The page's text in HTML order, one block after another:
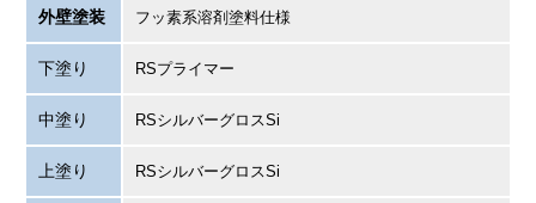
外壁塗装 フッ素系溶剤塗料仕様
下塗り RSプライマー
中塗り RSシルバーグロスSi
上塗り RSシルバーグロスSi